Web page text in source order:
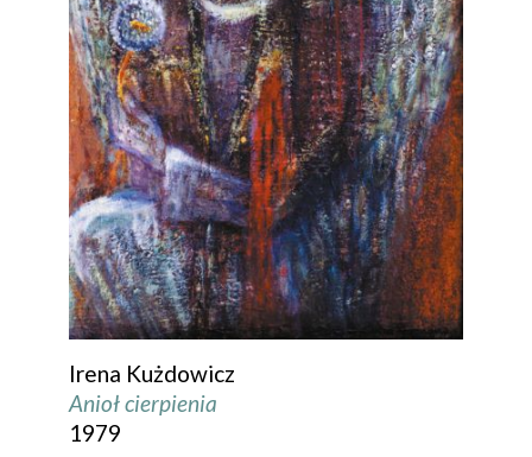
Irena Kużdowicz
Anioł cierpienia
1979